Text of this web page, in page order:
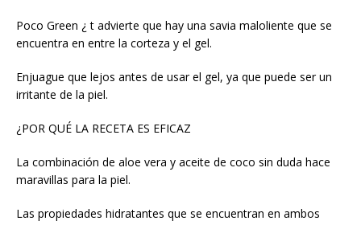
Poco Green ¿ t advierte que hay una savia maloliente que se
encuentra en entre la corteza y el gel.
Enjuague que lejos antes de usar el gel, ya que puede ser un
irritante de la piel.
¿POR QUÉ LA RECETA ES EFICAZ
La combinación de aloe vera y aceite de coco sin duda hace
maravillas para la piel.
Las propiedades hidratantes que se encuentran en ambos